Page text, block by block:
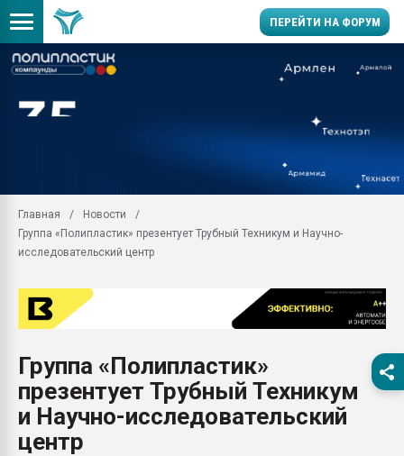
ПЕРЕЙТИ НА ФОРУМ
заводу пластмасс"
28.07.2026
первый план в
28.07.2026
ситуацией на
Всё, что касается
Главная
Новости
Группа «Полипластик» презентует Трубный Техникум и Научно-
исследовательский центр
Группа «Полипластик»
презентует Трубный Техникум
и Научно-исследовательский
центр